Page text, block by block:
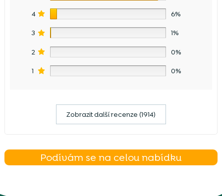
4 6%
3 1%
2 0%
1 0%
Zobrazit další recenze (1914)
Podívám se na celou nabídku